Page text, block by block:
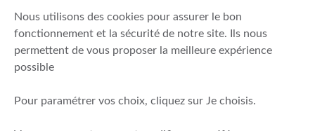
Politique de meilleure sélection
Politique de durabilité
Fonds de garantie des dépôts et de résolution
Nous utilisons des cookies pour assurer le bon
fonctionnement et la sécurité de notre site. Ils nous
permettent de vous proposer la meilleure expérience
possible
Pour paramétrer vos choix, cliquez sur Je choisis.